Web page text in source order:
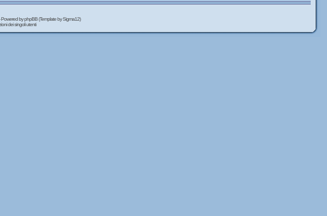
Powered byphpBB(Template by Sigma12)
dei singoli utenti